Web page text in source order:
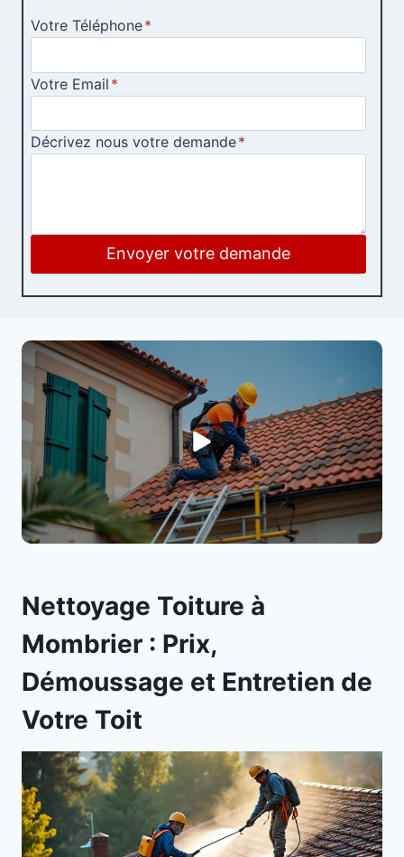
Votre Téléphone*
Votre Email *
Décrivez nous votre demande*
Envoyer votre demande
Nettoyage Toiture à
Mombrier : Prix,
Démoussage et Entretien de
Votre Toit